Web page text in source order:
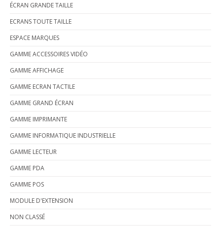
ÉCRAN GRANDE TAILLE
ECRANS TOUTE TAILLE
ESPACE MARQUES
GAMME ACCESSOIRES VIDÉO
GAMME AFFICHAGE
GAMME ECRAN TACTILE
GAMME GRAND ÉCRAN
GAMME IMPRIMANTE
GAMME INFORMATIQUE INDUSTRIELLE
GAMME LECTEUR
GAMME PDA
GAMME POS
MODULE D'EXTENSION
NON CLASSÉ